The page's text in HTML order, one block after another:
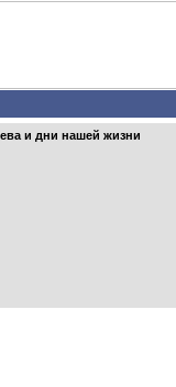
и дни нашей жизни